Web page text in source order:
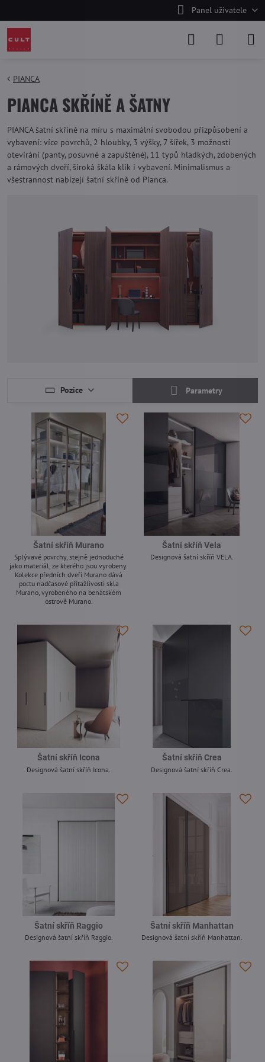
Panel uživatele
PIANCA
PIANCA SKŘÍNĚ A ŠATNY
PIANCA šatní skříně na míru s maximální svobodou přizpůsobení a
vybavení: více povrchů, 2 hloubky, 3 výšky, 7 šířek, 3 možnosti
otevírání (panty, posuvné a zapuštěné), 11 typů hladkých, zdobených
a rámových dveří, široká škála klik i vybavení. Minimalismus a
všestrannost nabízejí šatní skříně od Pianca.
Pozice Parametry
Šatní skříň Murano
Splývavé povrchy, stejně jednoduché
jako materiál, ze kterého jsou vyrobeny.
Kolekce předních dveří Murano dává
poctu nadčasové přitažlivosti skla
Murano, vyrobeného na benátském
ostrově Murano.
Šatní skříň Vela
Designová šatní skříň VELA.
Šatní skříň Icona
Designová šatní skříň Icona.
Šatní skříň Crea
Designová šatní skříň Crea.
Šatní skříň Raggio
Designová šatní skříň Raggio.
Šatní skříň Manhattan
Designová šatní skříň Manhattan.